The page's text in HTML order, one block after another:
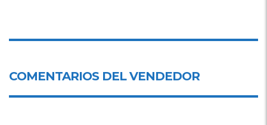
COMENTARIOS DEL VENDEDOR